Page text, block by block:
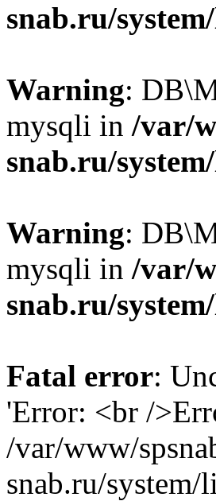
snab.ru/
Warning:
mysqli in /var/
snab.ru/
Warning:
mysqli in /var/
snab.ru/
Fatal error:
'Error: <br /
/var/www/
snab.ru/